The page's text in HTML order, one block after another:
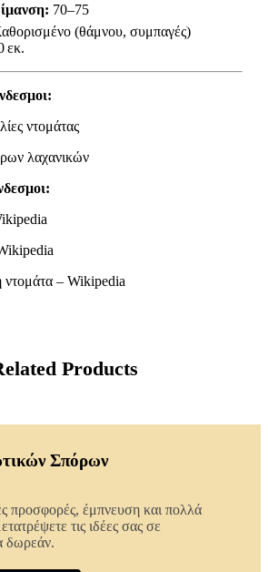
70–75
(θάμνου, συμπαγές)
εκ.
ντομάτας
λαχανικών
ντομάτα – Wikipedia
Products
Σπόρων
προσφορές, έμπνευση και πολλά
τις ιδέες σας σε
δωρεάν.